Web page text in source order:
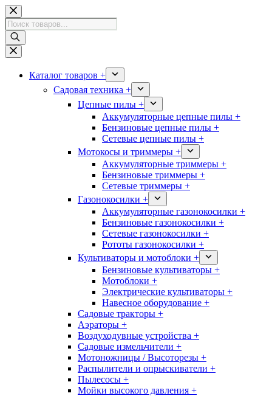
Перейти
к
сути
Поиск
товаров
Каталог товаров +
Садовая техника +
Цепные пилы +
Аккумуляторные цепные пилы +
Бензиновые цепные пилы +
Сетевые цепные пилы +
Мотокосы и триммеры +
Аккумуляторные триммеры +
Бензиновые триммеры +
Сетевые триммеры +
Газонокосилки +
Аккумуляторные газонокосилки +
Бензиновые газонокосилки +
Сетевые газонокосилки +
Рототы газонокосилки +
Культиваторы и мотоблоки +
Бензиновые культиваторы +
Мотоблоки +
Электрические культиваторы +
Навесное оборудование +
Садовые тракторы +
Аэраторы +
Воздуходувные устройства +
Садовые измельчители +
Мотоножницы / Высоторезы +
Распылители и опрыскиватели +
Пылесосы +
Мойки высокого давления +